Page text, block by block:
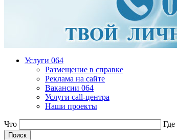
Услуги 064
Размещение в справке
Реклама на сайте
Вакансии 064
Услуги call-центра
Наши проекты
Что Где